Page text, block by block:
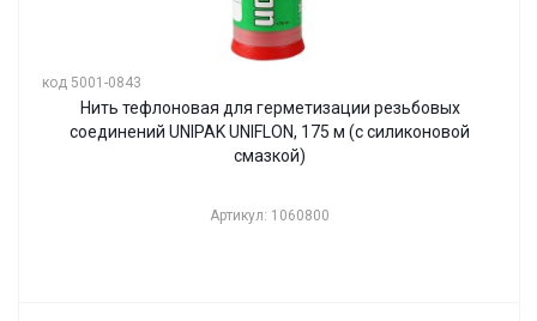
код 5001-0843
Нить тефлоновая для герметизации резьбовых
соединений UNIPAK UNIFLON, 175 м (с силиконовой
смазкой)
Артикул: 1060800